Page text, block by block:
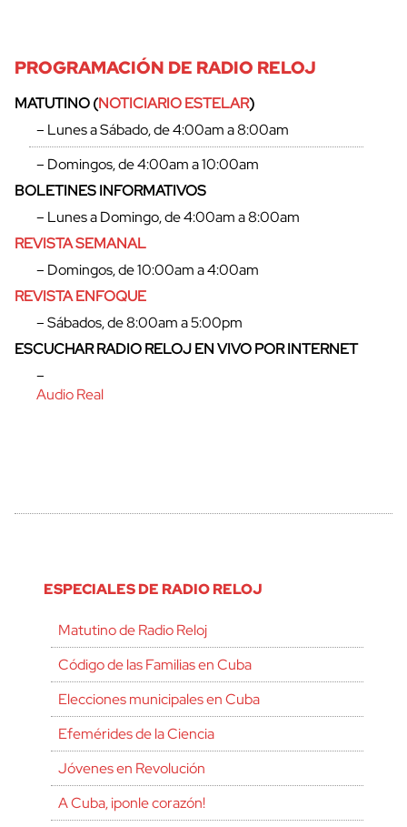
PROGRAMACIÓN DE RADIO RELOJ
MATUTINO (NOTICIARIO ESTELAR)
– Lunes a Sábado, de 4:00am a 8:00am
– Domingos, de 4:00am a 10:00am
BOLETINES INFORMATIVOS
– Lunes a Domingo, de 4:00am a 8:00am
REVISTA SEMANAL
– Domingos, de 10:00am a 4:00am
REVISTA ENFOQUE
– Sábados, de 8:00am a 5:00pm
ESCUCHAR RADIO RELOJ EN VIVO POR INTERNET
–
Audio Real
ESPECIALES DE RADIO RELOJ
Matutino de Radio Reloj
Código de las Familias en Cuba
Elecciones municipales en Cuba
Efemérides de la Ciencia
Jóvenes en Revolución
A Cuba, ¡ponle corazón!